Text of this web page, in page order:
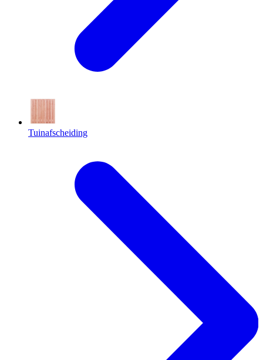
Tuinafscheiding